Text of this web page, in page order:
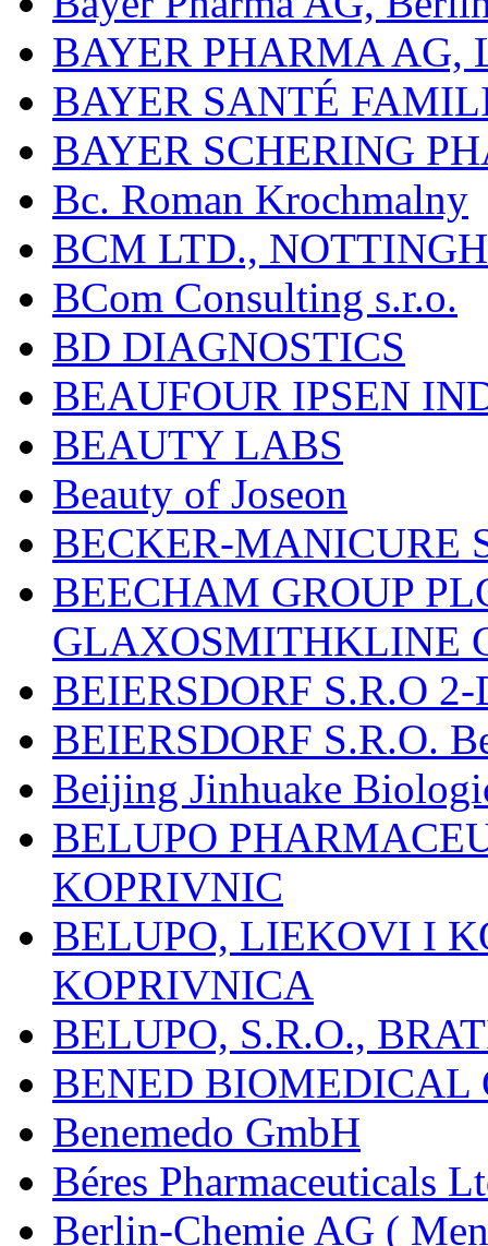
BAYER PHARMA AG,
BAYER SANTÉ
BAYER SCHERING
Bc. Roman Krochmalny
BCM LTD.,
BCom Consulting s.r.o.
BD DIAGNOSTICS
BEAUFOUR IPSEN
BEAUTY LABS
Beauty of Joseon
BECKER-MANICURE
BEECHAM GROUP
GLAXOSMITHKLINE
BEIERSDORF S.R.O
BEIERSDORF S.R.O.
Beijing Jinhuake
BELUPO
KOPRIVNIC
BELUPO, LIEKOVI I
KOPRIVNICA
BELUPO, S.R.O.,
BENED BIOMEDICAL
Benemedo GmbH
Béres Pharmaceuticals
Berlin-Chemie AG (